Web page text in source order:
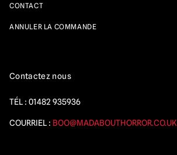
CONTACT
ANNULER LA COMMANDE
Contactez nous
TÉL : 01482 935936
COURRIEL : BOO@MADABOUTHORROR.CO.UK